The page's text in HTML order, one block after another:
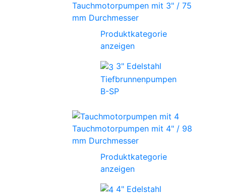
Tauchmotorpumpen mit 3" / 75
mm Durchmesser
Produktkategorie
anzeigen
3" Edelstahl
Tiefbrunnenpumpen
B-SP
Tauchmotorpumpen mit 4" / 98
mm Durchmesser
Produktkategorie
anzeigen
4" Edelstahl